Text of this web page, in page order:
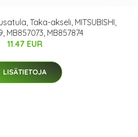
Taka-akseli, MITSUBISHI,
MB857073, MB857874
11.47 EUR
LISÄTIETOJA